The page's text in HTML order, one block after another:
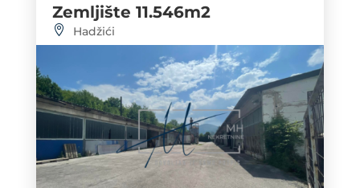
Zemljište 11.546m2
Hadžići